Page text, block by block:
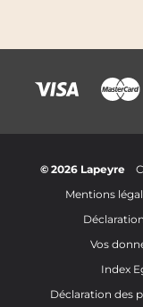
© 2026 Lapeyre
Mentions
Vos
Index
Déclaration des